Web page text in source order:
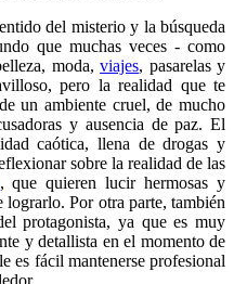
del misterio y la búsqueda
que muchas veces - como
moda,viajes, pasarelas y
pero la realidad que te
un ambiente cruel, de mucho
y ausencia de paz. El
caótica, llena de drogas y
sobre la realidad de las
, que quieren lucir hermosas y
lograrlo. Por otra parte, también
protagonista, ya que es muy
y detallista en el momento de
es fácil mantenerse profesional